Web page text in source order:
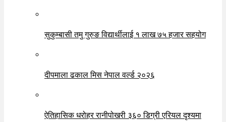
सुकुम्बासी तमु गुरुङ विद्यार्थीलाई १ लाख ७५ हजार सहयोग
दीपमाला ढकाल मिस नेपाल वर्ल्ड २०२६
ऐतिहासिक धरोहर रानीपोखरी ३६० डिग्री एरियल दृश्यमा